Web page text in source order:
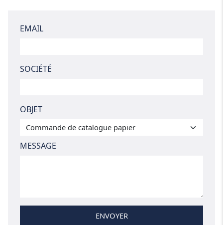
EMAIL
SOCIÉTÉ
OBJET
MESSAGE
ENVOYER